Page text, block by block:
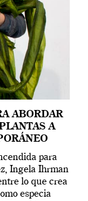
ABORDAR
A
para
Ingela Ihrman
lo que crea
especia